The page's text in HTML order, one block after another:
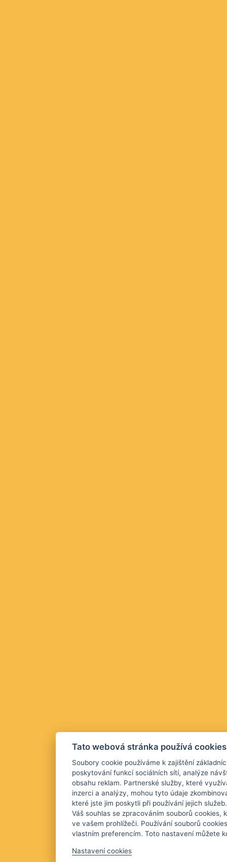
Tato webová stránka používá cookies
Soubory cookie používáme k zajištění
poskytování funkcí sociálních sítí, analýze
obsahu reklam. Partnerské služby, které
inzerci a analýzy, mohou tyto údaje
které jste jim poskytli při používání jejich
Váš souhlas se zpracováním souborů cookies,
ve vašem prohlížeči. Používání souborů
vlastním preferencím. Toto nastavení můžete
Nastavení cookies